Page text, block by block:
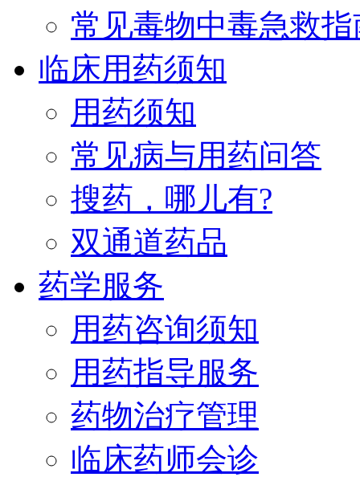
常见毒物中毒急救指
临床用药须知
用药须知
常见病与用药问答
搜药，哪儿有?
双通道药品
药学服务
用药咨询须知
用药指导服务
药物治疗管理
临床药师会诊